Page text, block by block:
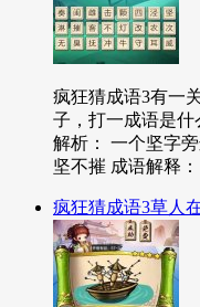
疯狂猜成语3有一
子，打一成语是什
解析： 一个坚字
坚不摧 成语解释
疯狂猜成语3草人